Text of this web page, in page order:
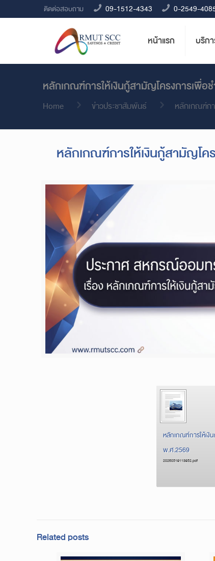
ติดต่อสอบถาม 09-1512-4343 0-2549-
หน้าแรก บริก
หลักเกณฑ์การให้เงินกู้สามัญโครงการเพื่อ
Home ข่าวประชาสัมพันธ์ หลักเกณฑ์กา
หลักเกณฑ์การให้เงินกู้สามัญโค
หลักเกณฑ์การให้เงิ
พ.ศ.2569
20260519113952.pdf
Related posts